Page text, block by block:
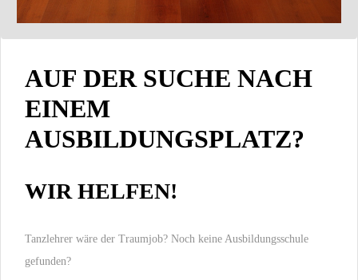
AUF DER SUCHE NACH
EINEM
AUSBILDUNGSPLATZ?
WIR HELFEN!
Tanzlehrer wäre der Traumjob? Noch keine Ausbildungsschule
gefunden?